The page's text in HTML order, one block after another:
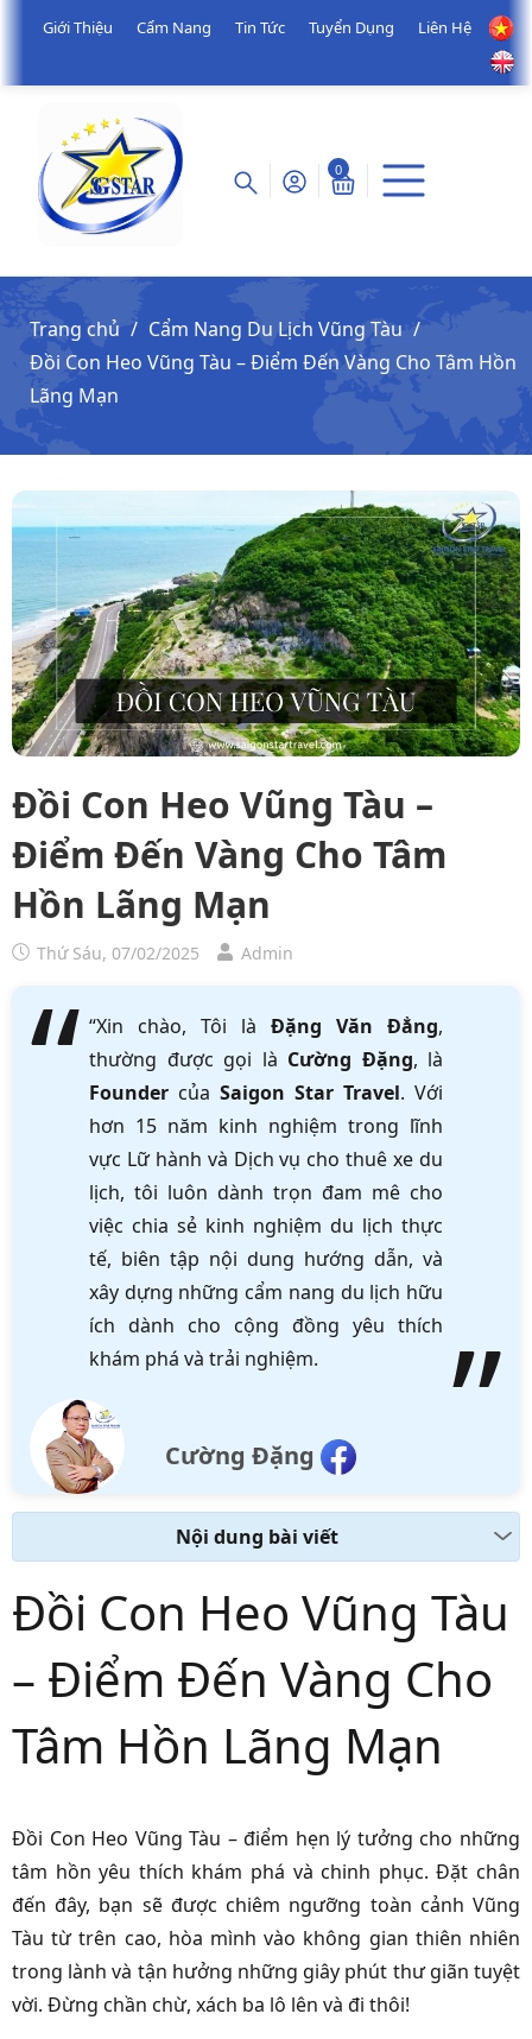
Giới Thiệu Cẩm Nang Tin Tức Tuyển Dụng Liên Hệ
0
Trang chủ
Cẩm Nang Du Lịch Vũng Tàu
Đồi Con Heo Vũng Tàu – Điểm Đến Vàng Cho Tâm Hồn
Lãng Mạn
Đồi Con Heo Vũng Tàu –
Điểm Đến Vàng Cho Tâm
Hồn Lãng Mạn
Thứ Sáu, 07/02/2025 Admin
“Xin chào, Tôi là Đặng Văn Đẳng,
thường được gọi là Cường Đặng, là
Founder của Saigon Star Travel. Với
hơn 15 năm kinh nghiệm trong lĩnh
vực Lữ hành và Dịch vụ cho thuê xe du
lịch, tôi luôn dành trọn đam mê cho
việc chia sẻ kinh nghiệm du lịch thực
tế, biên tập nội dung hướng dẫn, và
xây dựng những cẩm nang du lịch hữu
ích dành cho cộng đồng yêu thích
khám phá và trải nghiệm.
Cường Đặng
Nội dung bài viết
Đồi Con Heo Vũng Tàu
– Điểm Đến Vàng Cho
Tâm Hồn Lãng Mạn
Đồi Con Heo Vũng Tàu – điểm hẹn lý tưởng cho những
tâm hồn yêu thích khám phá và chinh phục. Đặt chân
đến đây, bạn sẽ được chiêm ngưỡng toàn cảnh Vũng
Tàu từ trên cao, hòa mình vào không gian thiên nhiên
trong lành và tận hưởng những giây phút thư giãn tuyệt
vời. Đừng chần chừ, xách ba lô lên và đi thôi!